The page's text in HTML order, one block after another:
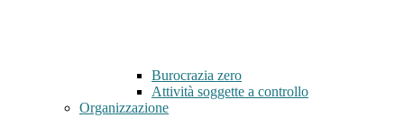
Burocrazia zero
Attività soggette a controllo
Organizzazione